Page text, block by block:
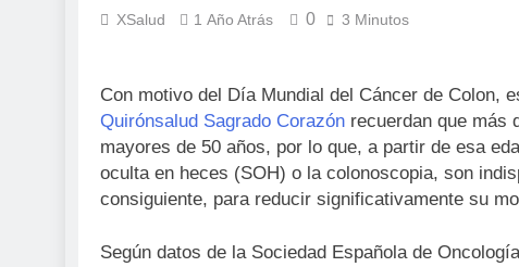
2 Semanas Atrás
El Gobierno
2 Semanas Atrás
La fiebre del running
2 Semanas Atrás
Sanidad publica el
3 Semanas Atrás
XSalud 1 Año Atrás 0 3 Minutos
Con motivo del Día Mundial del Cáncer de Colon,
Quirónsalud Sagrado Corazón recuerdan que más
mayores de 50 años, por lo que, a partir de esa
oculta en heces (SOH) o la colonoscopia, son
consiguiente, para reducir significativamente su
Según datos de la Sociedad Española de